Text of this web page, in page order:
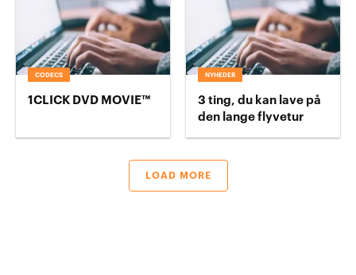
CODECS
1CLICK DVD MOVIE™
NYHEDER
3 ting, du kan lave på
den lange flyvetur
LOAD MORE